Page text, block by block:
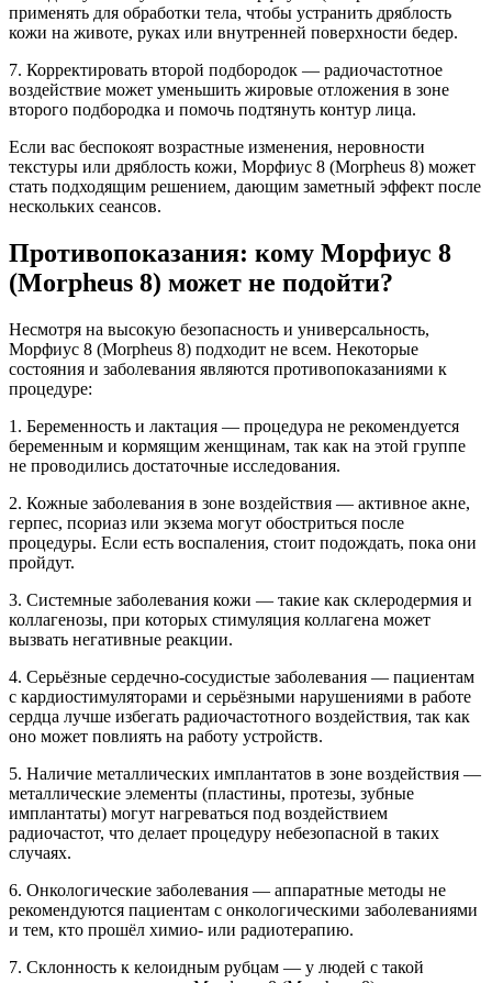
применять для обработки тела, чтобы устранить дряблость
кожи на животе, руках или внутренней поверхности бедер.
7. Корректировать второй подбородок — радиочастотное
воздействие может уменьшить жировые отложения в зоне
второго подбородка и помочь подтянуть контур лица.
Если вас беспокоят возрастные изменения, неровности
текстуры или дряблость кожи, Морфиус 8 (Morpheus 8) может
стать подходящим решением, дающим заметный эффект после
нескольких сеансов.
Противопоказания: кому Морфиус 8
(Morpheus 8) может не подойти?
Несмотря на высокую безопасность и универсальность,
Морфиус 8 (Morpheus 8) подходит не всем. Некоторые
состояния и заболевания являются противопоказаниями к
процедуре:
1. Беременность и лактация — процедура не рекомендуется
беременным и кормящим женщинам, так как на этой группе
не проводились достаточные исследования.
2. Кожные заболевания в зоне воздействия — активное акне,
герпес, псориаз или экзема могут обостриться после
процедуры. Если есть воспаления, стоит подождать, пока они
пройдут.
3. Системные заболевания кожи — такие как склеродермия и
коллагенозы, при которых стимуляция коллагена может
вызвать негативные реакции.
4. Серьёзные сердечно-сосудистые заболевания — пациентам
с кардиостимуляторами и серьёзными нарушениями в работе
сердца лучше избегать радиочастотного воздействия, так как
оно может повлиять на работу устройств.
5. Наличие металлических имплантатов в зоне воздействия —
металлические элементы (пластины, протезы, зубные
имплантаты) могут нагреваться под воздействием
радиочастот, что делает процедуру небезопасной в таких
случаях.
6. Онкологические заболевания — аппаратные методы не
рекомендуются пациентам с онкологическими заболеваниями
и тем, кто прошёл химио- или радиотерапию.
7. Склонность к келоидным рубцам — у людей с такой